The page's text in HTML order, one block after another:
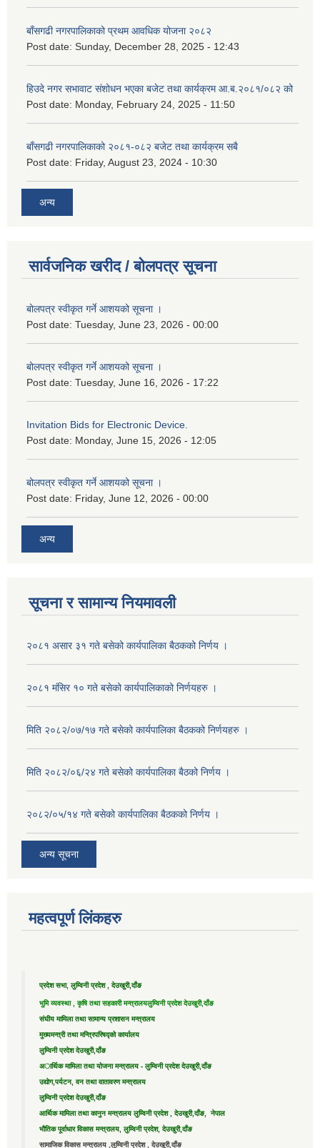
बाँसगढी नगरपालिकाको प्रथम आवधिक योजना २०८२
Post date: Sunday, December 28, 2025 - 12:43
हिउदे नगर सभावाट संशोधन भएका बजेट तथा कार्यक्रम आ.ब.२०८१/०८२ को
Post date: Monday, February 24, 2025 - 11:50
बाँसगढी नगरपालिकाको २०८१-०८२ बजेट तथा कार्यक्रम सबै
Post date: Friday, August 23, 2024 - 10:30
अन्य
सार्वजनिक खरीद / बोलपत्र सूचना
बोलपत्र स्वीकृत गर्ने आशयको सूचना ।
Post date: Tuesday, June 23, 2026 - 00:00
बोलपत्र स्वीकृत गर्ने आशयको सूचना ।
Post date: Tuesday, June 16, 2026 - 17:22
Invitation Bids for Electronic Device.
Post date: Monday, June 15, 2026 - 12:05
बोलपत्र स्वीकृत गर्ने आशयको सूचना ।
Post date: Friday, June 12, 2026 - 00:00
अन्य
सूचना र सामान्य नियमावली
२०८१ असार ३१ गते बसेको कार्यपालिका बैठकको निर्णय ।
२०८१ मंसिर १० गते बसेको कार्यपालिकाको निर्णयहरु ।
मिति २०८२/०७/१७ गते बसेको कार्यपालिका बैठकको निर्णयहरु ।
मिति २०८२/०६/२४ गते बसेको कार्यपालिका बैठको निर्णय ।
२०८२/०५/१४ गते बसेको कार्यपालिका बैठकको निर्णय ।
अन्य सूचना
महत्वपूर्ण लिंकहरु
प्रदेश सभा, लुम्विनी प्रदेश , देउखुरी,दाँङ
भुमि व्यवस्था , कृषि तथा सहकारी मन्त्रालयलुम्विनी प्रदेश देउखुरी,दाँङ
संघीय मामिला तथा सामान्य प्रशासन मन्त्रालय
मुख्यमन्त्री तथा मन्त्रिपरिषद्को कार्यालय
लुम्विनी प्रदेश देउखुरी,दाँङ
अार्थिक मामिला तथा योजना मन्त्रालय - लुम्विनी प्रदेश देउखुरी,दाँङ
उद्याेग,पर्यटन, वन तथा वातावरण मन्त्रालय
लुम्विनी प्रदेश देउखुरी,दाँङ
आर्थिक मामिला तथा कानुन मन्त्रालय लुम्विनी प्रदेश , देउखुरी,दाँङ, नेपाल
भौतिक पूर्वाधार विकास मन्त्रालय, लुम्विनी प्रदेश, देउखुरी,दाँङ
सामाजिक विकास मन्त्रालय ,लुम्विनी प्रदेश , देउखुरी,दाँङ